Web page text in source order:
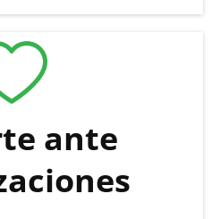
ante